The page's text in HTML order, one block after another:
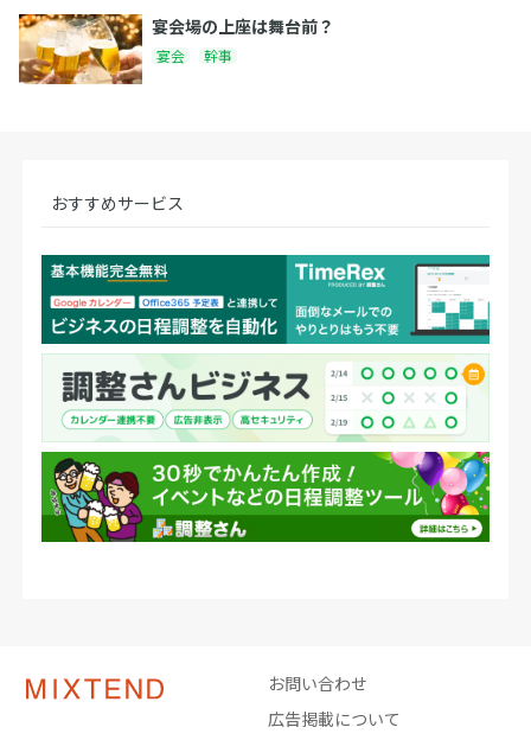
宴会場の上座は舞台前？
宴会 幹事
おすすめサービス
お問い合わせ
広告掲載について